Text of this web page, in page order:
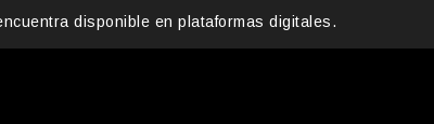
disponible en plataformas digitales.